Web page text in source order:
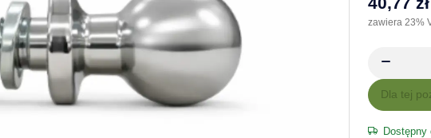
zawiera 23%
x
Dla tej
Dostępny